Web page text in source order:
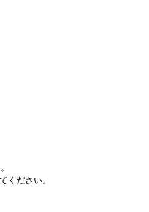
ください。